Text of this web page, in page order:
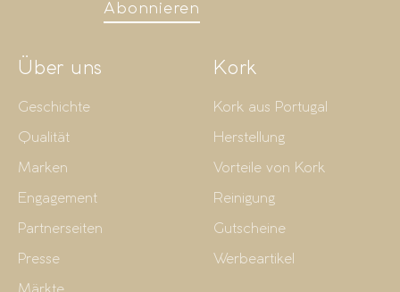
Abonnieren
Über uns
Geschichte
Qualität
Marken
Engagement
Partnerseiten
Presse
Kork
Kork aus Portugal
Herstellung
Vorteile von Kork
Reinigung
Gutscheine
Werbeartikel